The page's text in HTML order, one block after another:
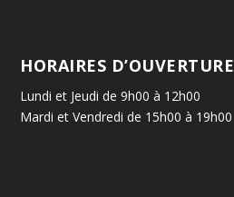
HORAIRES D’OUVERTURE
Lundi et Jeudi de 9h00 à 12h00
Mardi et Vendredi de 15h00 à 19h00